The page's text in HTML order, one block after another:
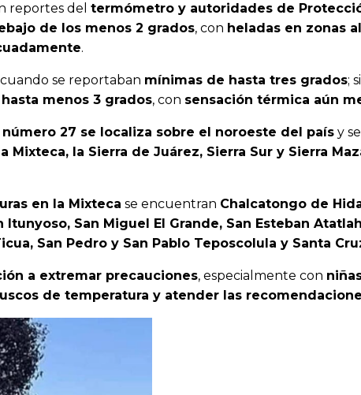
reportes del termómetro y autoridades de
de los menos 2 grados, con heladas en zonas
.
cuando se reportaban mínimas de hasta tres grados;
menos 3 grados, con sensación térmica aún
27 se localiza sobre el noroeste del país y
Mixteca, la Sierra de Juárez, Sierra Sur y Sierra
en la Mixteca se encuentran Chalcatongo de
San Miguel El Grande, San Esteban
San Pedro y San Pablo Teposcolula y Santa
a extremar precauciones, especialmente con
de temperatura y atender las